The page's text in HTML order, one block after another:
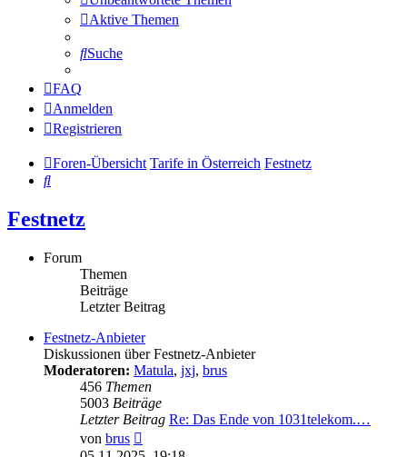
Aktive Themen
Suche
FAQ
Anmelden
Registrieren
Foren-Übersicht Tarife in Österreich Festnetz
Suche
Festnetz
Forum
Themen
Beiträge
Letzter Beitrag
Festnetz-Anbieter
Diskussionen über Festnetz-Anbieter
Moderatoren: Matula, jxj, brus
456 Themen
5003 Beiträge
Letzter Beitrag Re: Das Ende von 1031telekom.…
von brus
Beitrag